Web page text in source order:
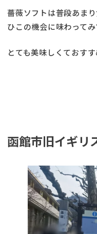
薔薇ソフトは普段あま
ひこの機会に味わってみ
とても美味しくておすす
函館市旧イギリ